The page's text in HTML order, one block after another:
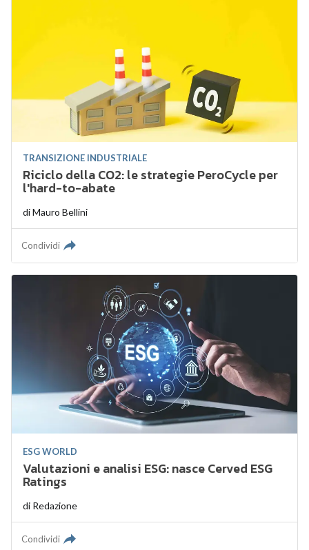
TRANSIZIONE INDUSTRIALE
Riciclo della CO2: le strategie PeroCycle per
l'hard-to-abate
diMauro Bellini
Condividi
ESG WORLD
Valutazioni e analisi ESG: nasce Cerved ESG
Ratings
di Redazione
Condividi